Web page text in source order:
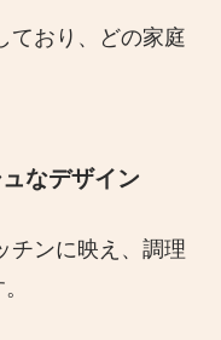
ており、どの家庭
なデザイン
チンに映え、調理